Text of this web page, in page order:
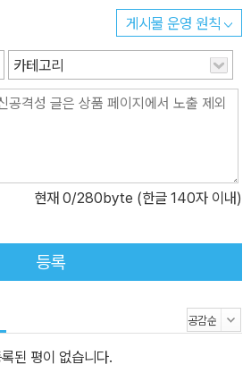
나라의 교수들이 자국의 사회변동 경험
식을 택했다. 한국과 중국의 최고 엘리트
변동 양상을 비교하면서 시사점을 찾아내
. 이 책은 크게 4부로 구성되어 있다. 1부
와 가족, 복지에 관한 이슈들을 고찰한다.
로 하는 새로운 가족복지정책을 꾸려야 할
시화와 핵가족화로 인해 자식과 동거하는
는 노인들이 늘고 있다. 특히 대도시의 부
도 자식들의 손길을 원하고 있어 정부차원
필요가 있다. 한국과 중국 모두 고령화사
게시물 운영 원칙
카테고리
현재 0/280byte (한글 140자 이내)
등록
된 평이 없습니다.